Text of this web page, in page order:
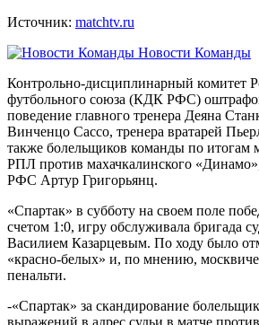
Источник: matchtv.ru
Новости Команды
Контрольно‑дисциплинарный комитет
футбольного союза (КДК РФС)
поведение главного тренера Деяна
Винченцо Сассо, тренера вратарей
также болельщиков команды по итогам
РПЛ против махачкалинского
РФС Артур Григорьянц.
«Спартак» в субботу на своем поле
счетом 1:0, игру обслуживала бригада
Василием Казарцевым. По ходу было
«красно‑белых» и, по мнению,
пенальти.
-«Спартак» за скандирование
выражений в адрес судьи в матче